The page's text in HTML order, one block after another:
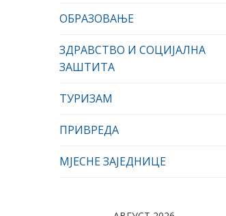
ОБРАЗОВАЊЕ
ЗДРАВСТВО И СОЦИЈАЛНА
ЗАШТИТА
ТУРИЗАМ
ПРИВРЕДА
МЈЕСНЕ ЗАЈЕДНИЦЕ